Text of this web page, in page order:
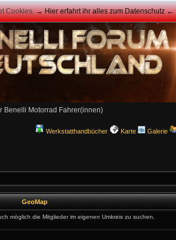
Cookies.→ Hier erfahrt ihr alles zum Datenschutz ←
Benelli Motorrad Fahrer(innen)
Werkstatthandbücher Karte Galerie
GeoMap
möglich die Mitglieder im eigenen Umkreis zu suchen.